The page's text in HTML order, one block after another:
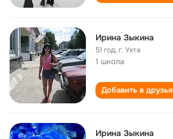
Ирина Зыкина
51 год,г. Ухта
1 школа
Добавить в друзья
Ирина Зыкина